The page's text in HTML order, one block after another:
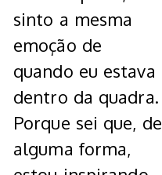
sinto a mesma
emoção de
quando eu estava
dentro da quadra.
Porque sei que, de
alguma forma,